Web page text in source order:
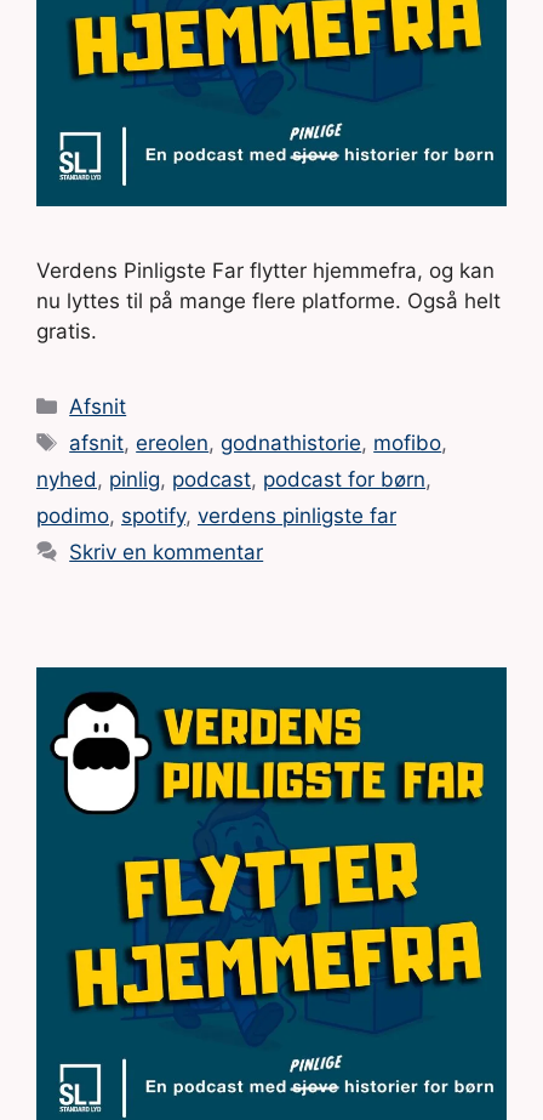
Verdens Pinligste Far flytter hjemmefra, og kan
nu lyttes til på mange flere platforme. Også helt
gratis.
Kategorier
Afsnit
Tags
afsnit,ereolen,godnathistorie, mofibo,
nyhed , pinlig, podcast, podcast for børn,
podimo, spotify, verdens pinligste far
Skriv en kommentar